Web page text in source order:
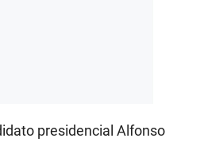
presidencial Alfonso